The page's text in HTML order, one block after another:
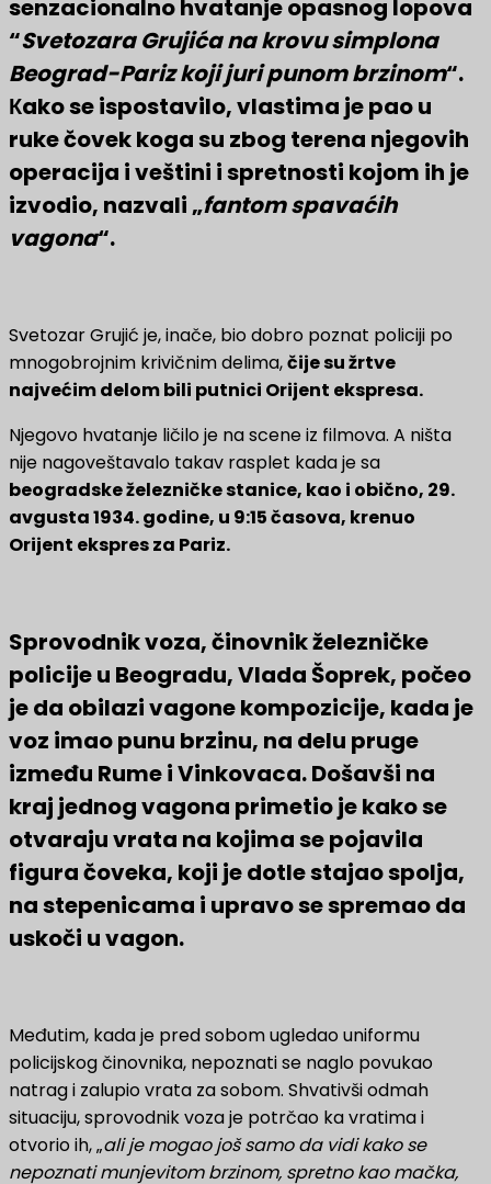
senzacionalno hvatanje opasnog lopova
“Svetozara Grujića na krovu simplona
Beograd-Pariz koji juri punom brzinom“.
Кako se ispostavilo, vlastima je pao u
ruke čovek koga su zbog terena njegovih
operacija i veštini i spretnosti kojom ih je
izvodio, nazvali „fantom spavaćih
vagona“.
Svetozar Grujić je, inače, bio dobro poznat policiji po
mnogobrojnim krivičnim delima,čije su žrtve
najvećim delom bili putnici Orijent ekspresa.
Njegovo hvatanje ličilo je na scene iz filmova. A ništa
nije nagoveštavalo takav rasplet kada je sa
beogradske železničke stanice, kao i obično, 29.
avgusta 1934. godine, u 9:15 časova, krenuo
Orijent ekspres za Pariz.
Sprovodnik voza, činovnik železničke
policije u Beogradu, Vlada Šoprek, počeo
je da obilazi vagone kompozicije, kada je
voz imao punu brzinu, na delu pruge
između Rume i Vinkovaca. Došavši na
kraj jednog vagona primetio je kako se
otvaraju vrata na kojima se pojavila
figura čoveka, koji je dotle stajao spolja,
na stepenicama i upravo se spremao da
uskoči u vagon.
Međutim, kada je pred sobom ugledao uniformu
policijskog činovnika, nepoznati se naglo povukao
natrag i zalupio vrata za sobom. Shvativši odmah
situaciju, sprovodnik voza je potrčao ka vratima i
otvorio ih, „ali je mogao još samo da vidi kako se
nepoznati munjevitom brzinom, spretno kao mačka,